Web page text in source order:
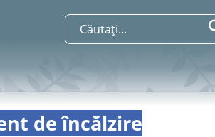
de încălzire